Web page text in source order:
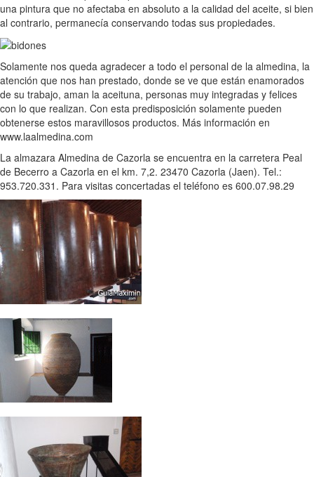
una pintura que no afectaba en absoluto a la calidad del aceite, si bien
al contrario, permanecía conservando todas sus propiedades.
Solamente nos queda agradecer a todo el personal de la almedina, la
atención que nos han prestado, donde se ve que están enamorados
de su trabajo, aman la aceituna, personas muy integradas y felices
con lo que realizan. Con esta predisposición solamente pueden
obtenerse estos maravillosos productos. Más información en
www.laalmedina.com
La almazara Almedina de Cazorla se encuentra en la carretera Peal
de Becerro a Cazorla en el km. 7,2. 23470 Cazorla (Jaen). Tel.:
953.720.331. Para visitas concertadas el teléfono es 600.07.98.29